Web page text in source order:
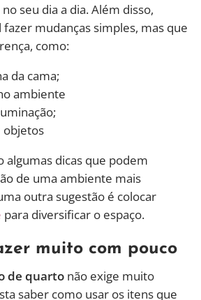
seu dia a dia. Além disso,
mudanças simples, mas que
como:
da cama;
ambiente
objetos
algumas dicas que podem
de uma ambiente mais
outra sugestão é colocar
para diversificar o espaço.
muito com pouco
de quarto não exige muito
saber como usar os itens que